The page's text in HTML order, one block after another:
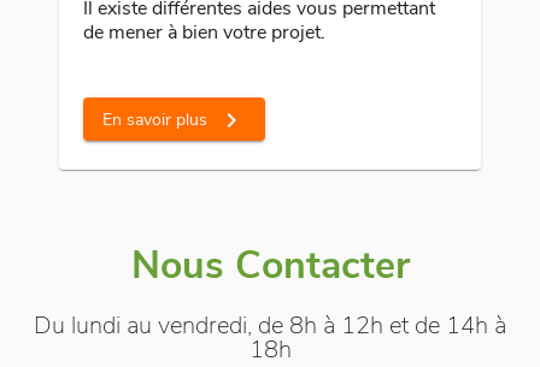
Il existe différentes aides vous permettant
de mener à bien votre projet.
En savoir plus chevron_right
Nous Contacter
Du lundi au vendredi, de 8h à 12h et de 14h à
18h